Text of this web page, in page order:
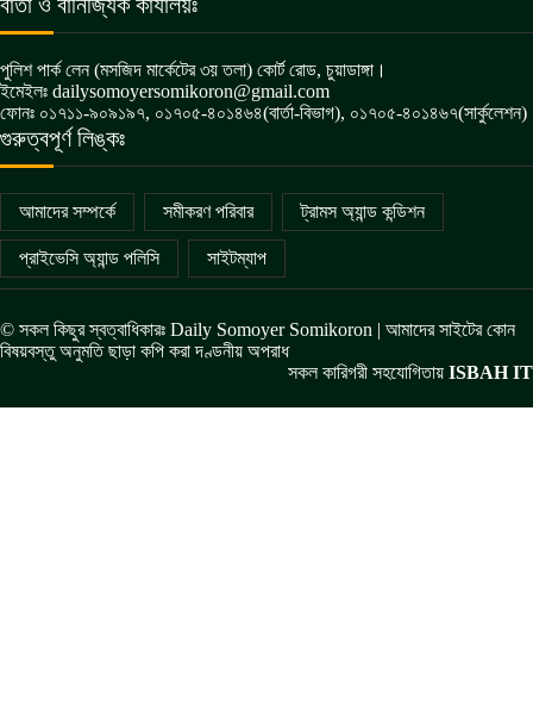
পুলিশ পার্ক লেন (মসজিদ মার্কেটের ৩য় তলা) কোর্ট রোড, চুয়াডাঙ্গা।
ইমেইলঃ dailysomoyersomikoron@gmail.com
ফোনঃ ০১৭১১-৯০৯১৯৭, ০১৭০৫-৪০১৪৬৪(বার্তা-বিভাগ), ০১৭০৫-৪০১৪৬৭(সার্কুলেশন)
গুরুত্বপূর্ণ লিঙ্কঃ
আমাদের সম্পর্কে সমীকরণ পরিবার ট্রামস অ্যান্ড কন্ডিশন
প্রাইভেসি অ্যান্ড পলিসি সাইটম্যাপ
© সকল কিছুর স্বত্বাধিকারঃ Daily Somoyer Somikoron | আমাদের সাইটের কোন
বিষয়বস্তু অনুমতি ছাড়া কপি করা দণ্ডনীয় অপরাধ
সকল কারিগরী সহযোগিতায় ISBAH IT